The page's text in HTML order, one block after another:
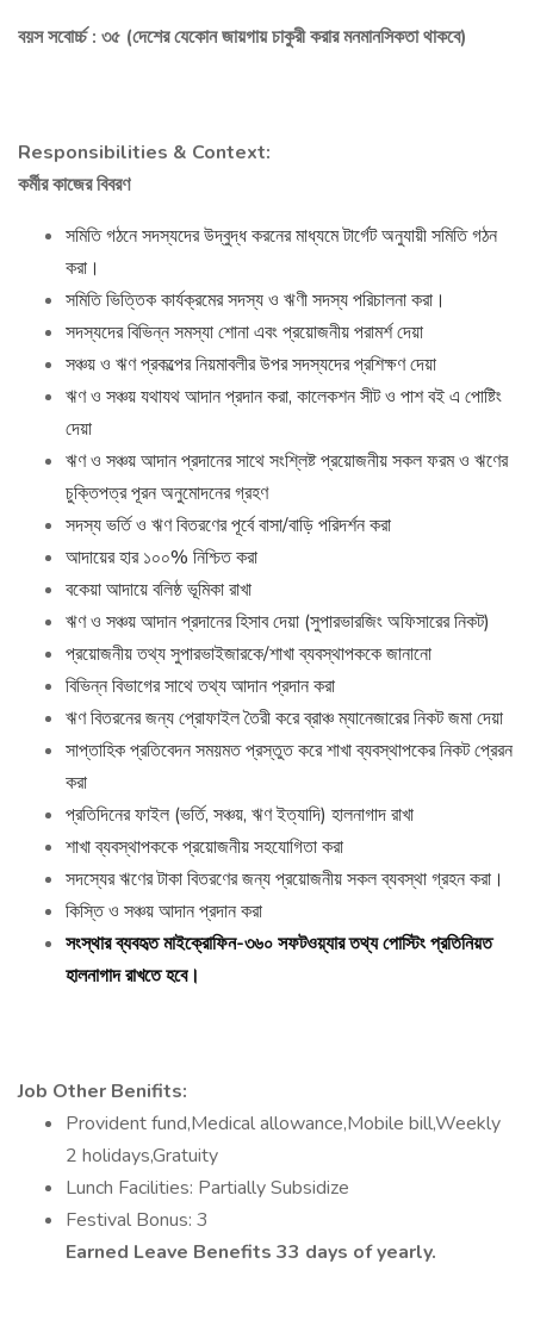
বয়স সবোর্চ্চ : ৩৫ (দেশের যেকোন জায়গায় চাকুরী করার মনমানসিকতা থাকবে)
Responsibilities & Context:
কর্মীর কাজের বিবরণ
সমিতি গঠনে সদস্যদের উদ্বুদ্ধ করনের মাধ্যমে টার্গেট অনুযায়ী সমিতি গঠন
করা।
সমিতি ভিত্তিক কার্যক্রমের সদস্য ও ঋণী সদস্য পরিচালনা করা।
সদস্যদের বিভিন্ন সমস্যা শোনা এবং প্রয়োজনীয় পরামর্শ দেয়া
সঞ্চয় ও ঋণ প্রকল্পের নিয়মাবলীর উপর সদস্যদের প্রশিক্ষণ দেয়া
ঋণ ও সঞ্চয় যথাযথ আদান প্রদান করা, কালেকশন সীট ও পাশ বই এ পোষ্টিং
দেয়া
ঋণ ও সঞ্চয় আদান প্রদানের সাথে সংশ্লিষ্ট প্রয়োজনীয় সকল ফরম ও ঋণের
চুক্তিপত্র পূরন অনুমোদনের গ্রহণ
সদস্য ভর্তি ও ঋণ বিতরণের পূর্বে বাসা/বাড়ি পরিদর্শন করা
আদায়ের হার ১০০% নিশ্চিত করা
বকেয়া আদায়ে বলিষ্ঠ ভূমিকা রাখা
ঋণ ও সঞ্চয় আদান প্রদানের হিসাব দেয়া (সুপারভারজিং অফিসারের নিকট)
প্রয়োজনীয় তথ্য সুপারভাইজারকে/শাখা ব্যবস্থাপককে জানানো
বিভিন্ন বিভাগের সাথে তথ্য আদান প্রদান করা
ঋণ বিতরনের জন্য প্রোফাইল তৈরী করে ব্রাঞ্চ ম্যানেজারের নিকট জমা দেয়া
সাপ্তাহিক প্রতিবেদন সময়মত প্রস্তুত করে শাখা ব্যবস্থাপকের নিকট প্রেরন
করা
প্রতিদিনের ফাইল (ভর্তি, সঞ্চয়, ঋণ ইত্যাদি) হালনাগাদ রাখা
শাখা ব্যবস্থাপককে প্রয়োজনীয় সহযোগিতা করা
সদস্যের ঋণের টাকা বিতরণের জন্য প্রয়োজনীয় সকল ব্যবস্থা গ্রহন করা।
কিস্তি ও সঞ্চয় আদান প্রদান করা
সংস্থার ব্যবহৃত মাইক্রোফিন-৩৬০ সফটওয়্যার তথ্য পোস্টিং প্রতিনিয়ত
হালনাগাদ রাখতে হবে।
Job Other Benifits:
Provident fund,Medical allowance,Mobile bill,Weekly
2 holidays,Gratuity
Lunch Facilities: Partially Subsidize
Festival Bonus: 3
Earned Leave Benefits 33 days of yearly.